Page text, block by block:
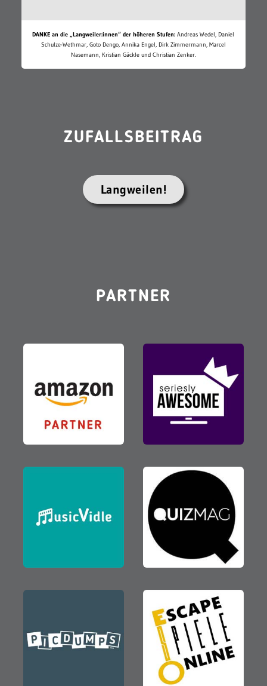
DANKE an die „Langweiler:innen“ der höheren Stufen: Andreas Wedel, Daniel
Schulze-Wethmar, Goto Dengo, Annika Engel, Dirk Zimmermann, Marcel
Nasemann, Kristian Gäckle und Christian Zenker.
ZUFALLSBEITRAG
Langweilen!
PARTNER